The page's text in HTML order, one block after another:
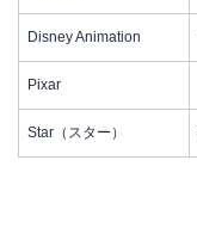
Disney Animation
Pixar
Star（スター）